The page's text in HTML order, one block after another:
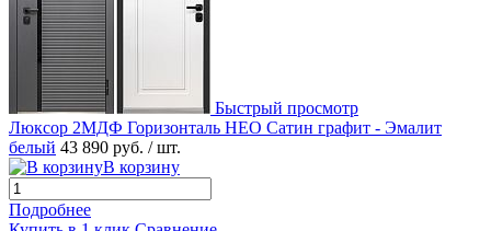
Быстрый просмотр
Люксор 2МДФ Горизонталь НЕО Сатин графит - Эмалит
белый 43 890 руб. / шт.
В корзину
Подробнее